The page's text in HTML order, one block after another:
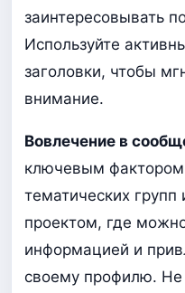
заинтересовывать
Используйте
заголовки, чтобы
внимание.
Вовлечение в
ключевым
тематических
проектом, где
информацией и
своему профилю. Не